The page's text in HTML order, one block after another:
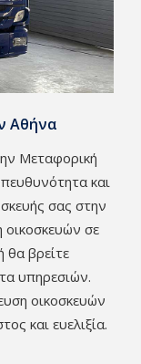
Αθήνα
Μεταφορική
και
σας στην
σε
βρείτε
υπηρεσιών.
οικοσκευών
και ευελιξία.